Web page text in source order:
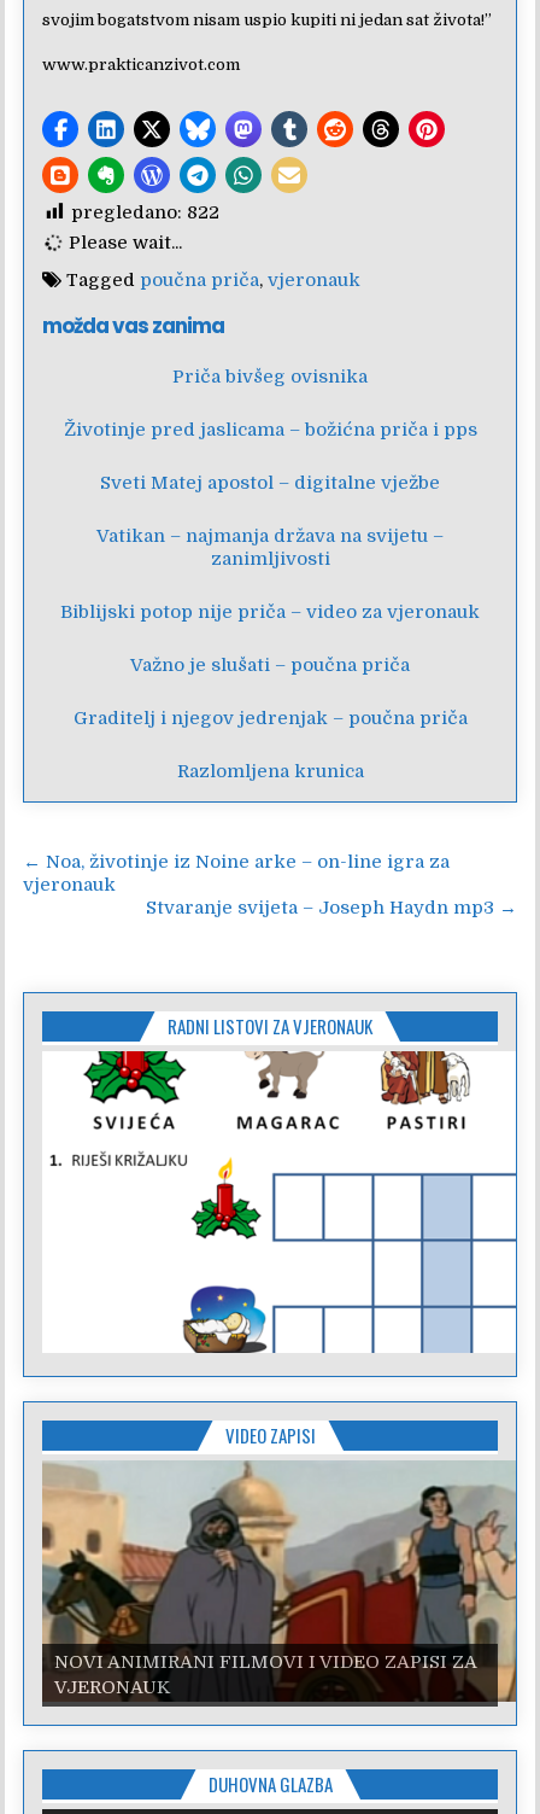
svojim bogatstvom nisam uspio kupiti ni jedan sat života!”
www.prakticanzivot.com
pregledano: 822
Please wait...
Taggedpoučna priča,vjeronauk
možda vas zanima
Priča bivšeg ovisnika
Životinje pred jaslicama – božićna priča i pps
Sveti Matej apostol – digitalne vježbe
Vatikan – najmanja država na svijetu –
zanimljivosti
Biblijski potop nije priča – video za vjeronauk
Važno je slušati – poučna priča
Graditelj i njegov jedrenjak – poučna priča
Razlomljena krunica
Navigacija
objava
← Noa, životinje iz Noine arke – on-line igra za
vjeronauk
Stvaranje svijeta – Joseph Haydn mp3 →
RADNI LISTOVI ZA VJERONAUK
VIDEO ZAPISI
NOVI ANIMIRANI FILMOVI I VIDEO ZAPISI ZA
VJERONAUK
DUHOVNA GLAZBA